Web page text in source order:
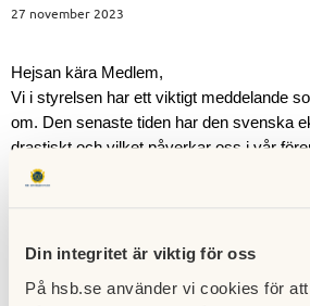
Din integritet är viktig för oss
På hsb.se använder vi cookies för
27 november 2023
Hejsan kära Medlem,
Vi i styrelsen har ett viktigt meddelande
om. Den senaste tiden har den svenska
drastiskt och vilket påverkar oss i vår
med 10%,
Detta beror främst på höjd
goda ekonomi i föreningen.